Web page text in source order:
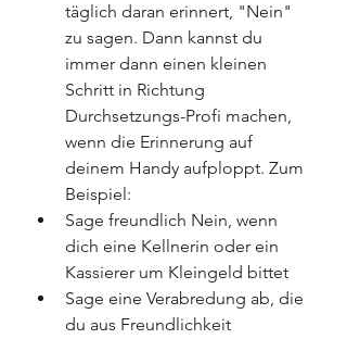
täglich daran erinnert, "Nein"
zu sagen. Dann kannst du
immer dann einen kleinen
Schritt in Richtung
Durchsetzungs-Profi machen,
wenn die Erinnerung auf
deinem Handy aufploppt. Zum
Beispiel:
Sage freundlich Nein, wenn
dich eine Kellnerin oder ein
Kassierer um Kleingeld bittet
Sage eine Verabredung ab, die
du aus Freundlichkeit